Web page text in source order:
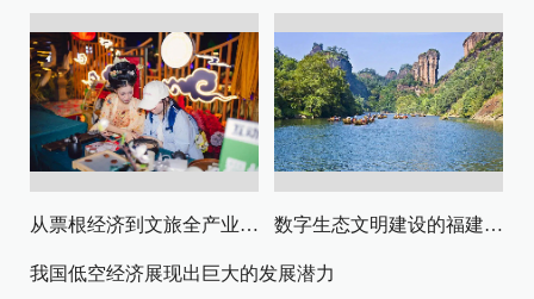
从票根经济到文旅全产业链升级 数字生态文明建设的福建路径与启示
我国低空经济展现出巨大的发展潜力